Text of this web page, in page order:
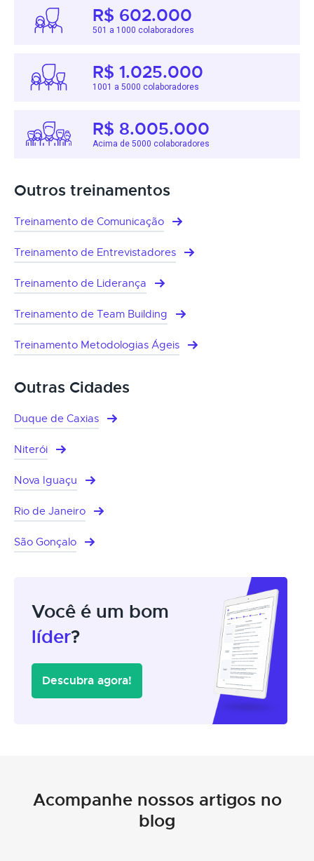
R$ 602.000
501 a 1000 colaboradores
R$ 1.025.000
1001 a 5000 colaboradores
R$ 8.005.000
Acima de 5000 colaboradores
Outros treinamentos
Treinamento de Comunicação
Treinamento de Entrevistadores
Treinamento de Liderança
Treinamento de Team Building
Treinamento Metodologias Ágeis
Outras Cidades
Duque de Caxias
Niterói
Nova Iguaçu
Rio de Janeiro
São Gonçalo
Você é um bom
líder?
Descubra agora!
Acompanhe nossos artigos no
blog